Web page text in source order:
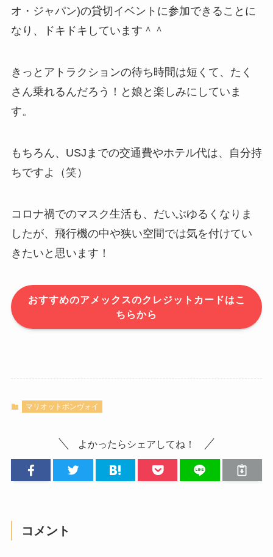
オ・ジャパン)の貸切イベントに参加できることに
なり、ドキドキしています＾＾
きっとアトラクションの待ち時間は短くて、たく
さん乗れるんだろう！と娘と楽しみにしていま
す。
もちろん、USJまでの交通費やホテル代は、自分持
ちですよ（笑）
コロナ禍でのマスク生活も、だいぶゆるくなりま
したが、飛行機の中や狭い空間では気を付けてい
きたいと思います！
おすすめのアメックスのクレジットカードはこ
ちらから
マリオットボンヴォイ
よかったらシェアしてね！
コメント